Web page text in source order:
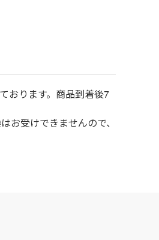
おります。商品到着後7
お受けできませんので、